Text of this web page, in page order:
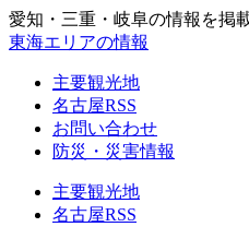
愛知・三重・岐阜の情報を掲
東海エリアの情報
主要観光地
名古屋RSS
お問い合わせ
防災・災害情報
主要観光地
名古屋RSS